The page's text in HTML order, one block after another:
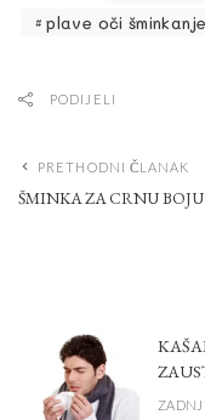
plave oči šminkanje
PODIJELI
PRETHODNI ČLANAK
ŠMINKA ZA CRNU